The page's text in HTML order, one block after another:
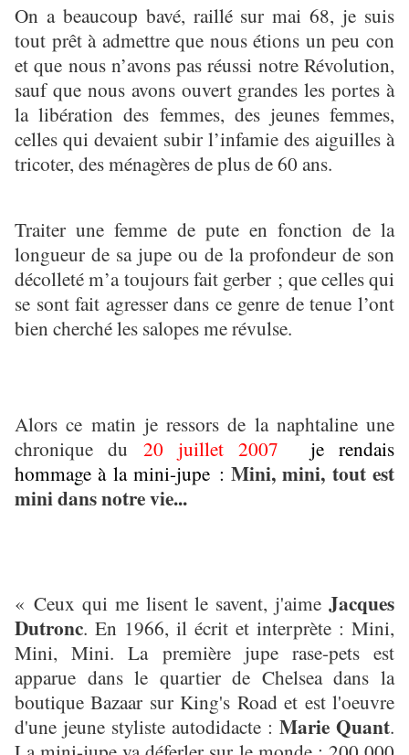
On a beaucoup bavé, raillé sur mai 68, je suis
tout prêt à admettre que nous étions un peu con
et que nous n’avons pas réussi notre Révolution,
sauf que nous avons ouvert grandes les portes à
la libération des femmes, des jeunes femmes,
celles qui devaient subir l’infamie des aiguilles à
tricoter, des ménagères de plus de 60 ans.
Traiter une femme de pute en fonction de la
longueur de sa jupe ou de la profondeur de son
décolleté m’a toujours fait gerber ; que celles qui
se sont fait agresser dans ce genre de tenue l’ont
bien cherché les salopes me révulse.
Alors ce matin je ressors de la naphtaline une
chronique du 20 juillet 2007
je rendais
hommage à la mini-jupe : Mini, mini, tout est
mini dans notre vie...
« Ceux qui me lisent le savent, j'aime Jacques
Dutronc. En 1966, il écrit et interprète : Mini,
Mini, Mini. La première jupe rase-pets est
apparue dans le quartier de Chelsea dans la
boutique Bazaar sur King's Road et est l'oeuvre
d'une jeune styliste autodidacte : Marie Quant.